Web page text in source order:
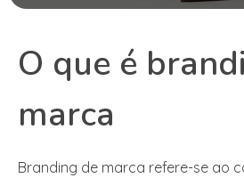
O que é
marca
Branding de marca refere-se ao